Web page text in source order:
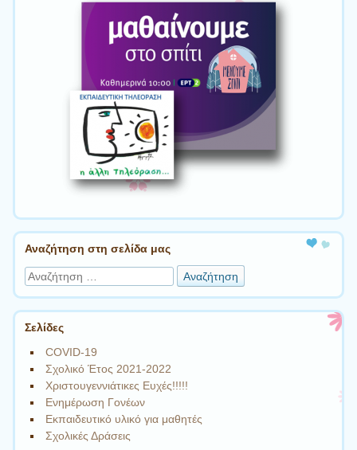
Αναζήτηση στη σελίδα μας
Αναζήτηση
Σελίδες
COVID-19
Σχολικό Έτος 2021-2022
Χριστουγεννιάτικες Ευχές!!!!!
Ενημέρωση Γονέων
Εκπαιδευτικό υλικό για μαθητές
Σχολικές Δράσεις